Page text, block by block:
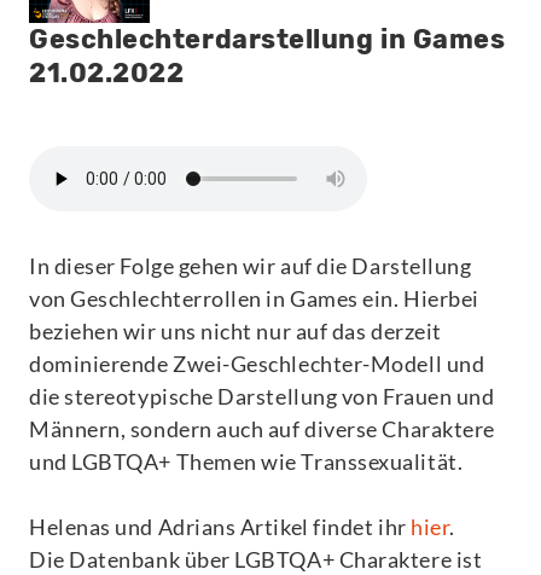
Geschlechterdarstellung in Games
21.02.2022
In dieser Folge gehen wir auf die Darstellung
von Geschlechterrollen in Games ein. Hierbei
beziehen wir uns nicht nur auf das derzeit
dominierende Zwei-Geschlechter-Modell und
die stereotypische Darstellung von Frauen und
Männern, sondern auch auf diverse Charaktere
und LGBTQA+ Themen wie Transsexualität.
Helenas und Adrians Artikel findet ihr hier.
Die Datenbank über LGBTQA+ Charaktere ist